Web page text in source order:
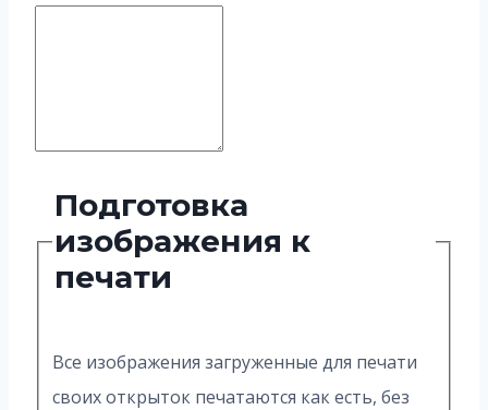
Подготовка
изображения к
печати
Все изображения загруженные для печати
своих открыток печатаются как есть, без